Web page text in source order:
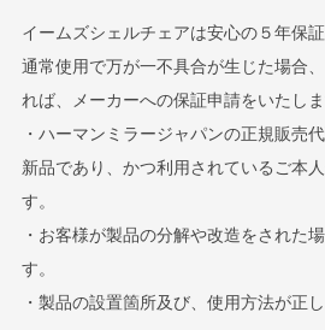
イームズシェルチェアは安心の５年保証
通常使用で万が一不具合が生じた場合
れば、メーカーへの保証申請をいたしま
・ハーマンミラージャパンの正規販売
新品であり、かつ利用されているご本
す。
・お客様が製品の分解や改造をされた
す。
・製品の設置箇所及び、使用方法が正